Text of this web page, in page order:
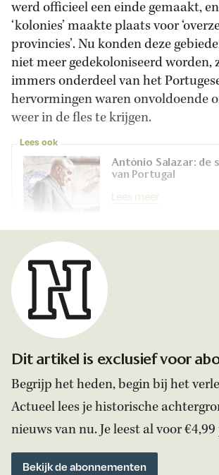
werd officieel een einde gemaakt,
‘kolonies’ maakte plaats voor
provincies’. Nu konden deze
niet meer gedekoloniseerd worden,
immers onderdeel van het
hervormingen waren onvoldoende
weer in de fles te krijgen.
Lees ook
António Salazar: de
van Portugal
Lees meer
Dit artikel is exclusief voor
Begrijp het heden, begin bij het
Actueel lees je historische
nieuws van nu. Je leest al voor
Bekijk de abonnementen